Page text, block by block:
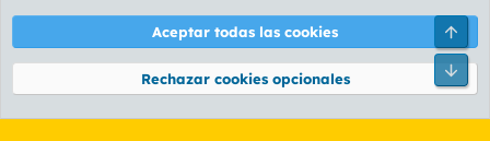
Términos y reglas Política de privacidad Ayuda
Community platform by XenForo® © 2010-2026 XenForo Ltd.
Aceptar todas las cookies
Rechazar cookies opcionales
Pie